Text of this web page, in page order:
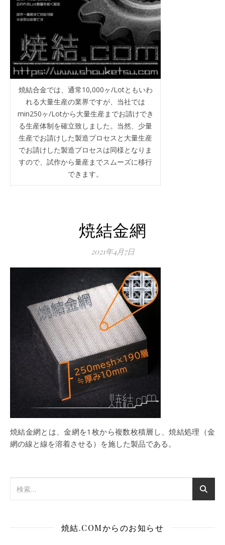
焼結合金では、通常10,000ヶ/Lotともいわ
れる大量生産の業界ですが、当社では
min250ヶ/Lotから大量生産までお請けでき
る生産体制を確立致しました。当然、少量
生産でお請けした製造プロセスと大量生産
でお請けした製造プロセスは同様となりま
すので、試作から量産までスムーズに移行
できます。
焼結金網
2021年4月7日
焼結金網とは、金網を1枚から複数枚積層し、焼結処理（金
網の線と線を溶着させる）を施した製品である。
焼結.COMからのお知らせ